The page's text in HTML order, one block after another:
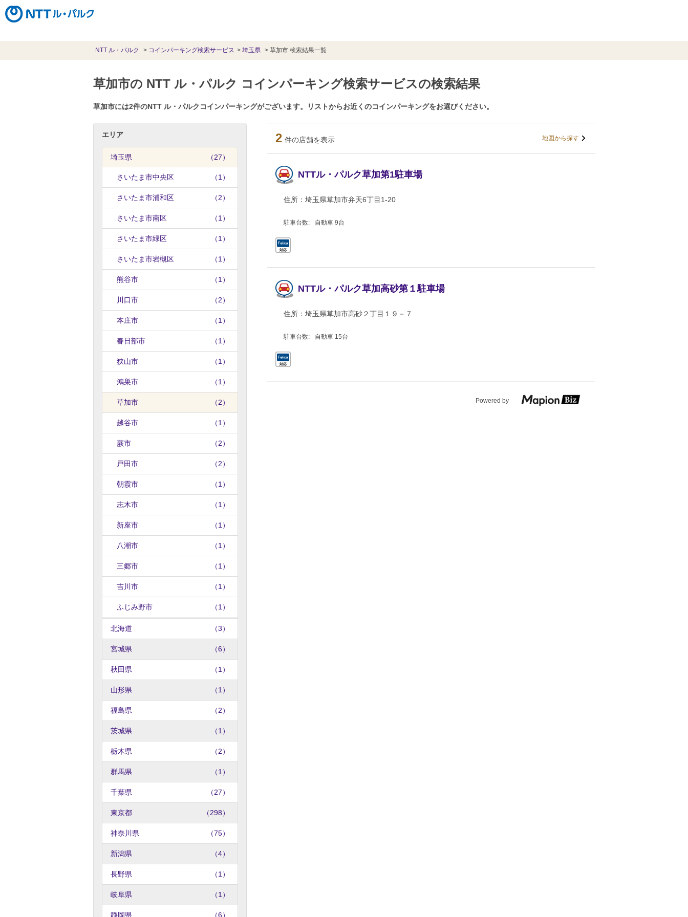
NTT ル・パルク コインパーキング検索サービス 埼玉県 草加市 検索結果一覧
草加市の NTT ル・パルク コインパーキング検索サービスの検索結果
草加市には2件のNTT ル・パルクコインパーキングがございます。リストからお近くのコインパーキングをお選びください。
エリア
埼玉県 （27）
さいたま市中央区 （1）
さいたま市浦和区 （2）
さいたま市南区 （1）
さいたま市緑区 （1）
さいたま市岩槻区 （1）
熊谷市 （1）
川口市 （2）
本庄市 （1）
春日部市 （1）
狭山市 （1）
鴻巣市 （1）
草加市 （2）
越谷市 （1）
蕨市 （2）
戸田市 （2）
朝霞市 （1）
志木市 （1）
新座市 （1）
八潮市 （1）
三郷市 （1）
吉川市 （1）
ふじみ野市 （1）
北海道 （3）
宮城県 （6）
秋田県 （1）
山形県 （1）
福島県 （2）
茨城県 （1）
栃木県 （2）
群馬県 （1）
千葉県 （27）
東京都 （298）
神奈川県 （75）
新潟県 （4）
長野県 （1）
岐阜県 （1）
静岡県 （6）
2 件の店舗を表示 地図から探す
NTTル・パルク草加第1駐車場
住所： 埼玉県草加市弁天6丁目1-20
駐車台数: 自動車 9台
NTTル・パルク草加高砂第１駐車場
住所： 埼玉県草加市高砂２丁目１９－７
駐車台数: 自動車 15台
Powered by